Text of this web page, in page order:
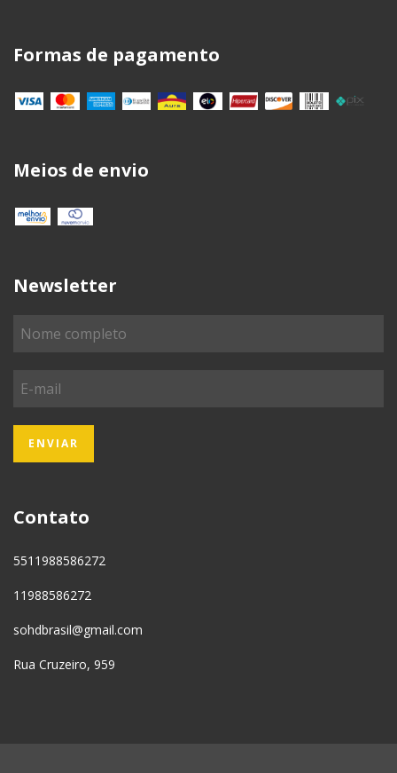
Formas de pagamento
Meios de envio
Newsletter
Contato
5511988586272
11988586272
sohdbrasil@gmail.com
Rua Cruzeiro, 959